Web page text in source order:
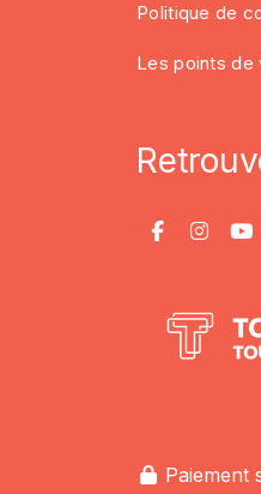
Politique de
Les points de
Paiement